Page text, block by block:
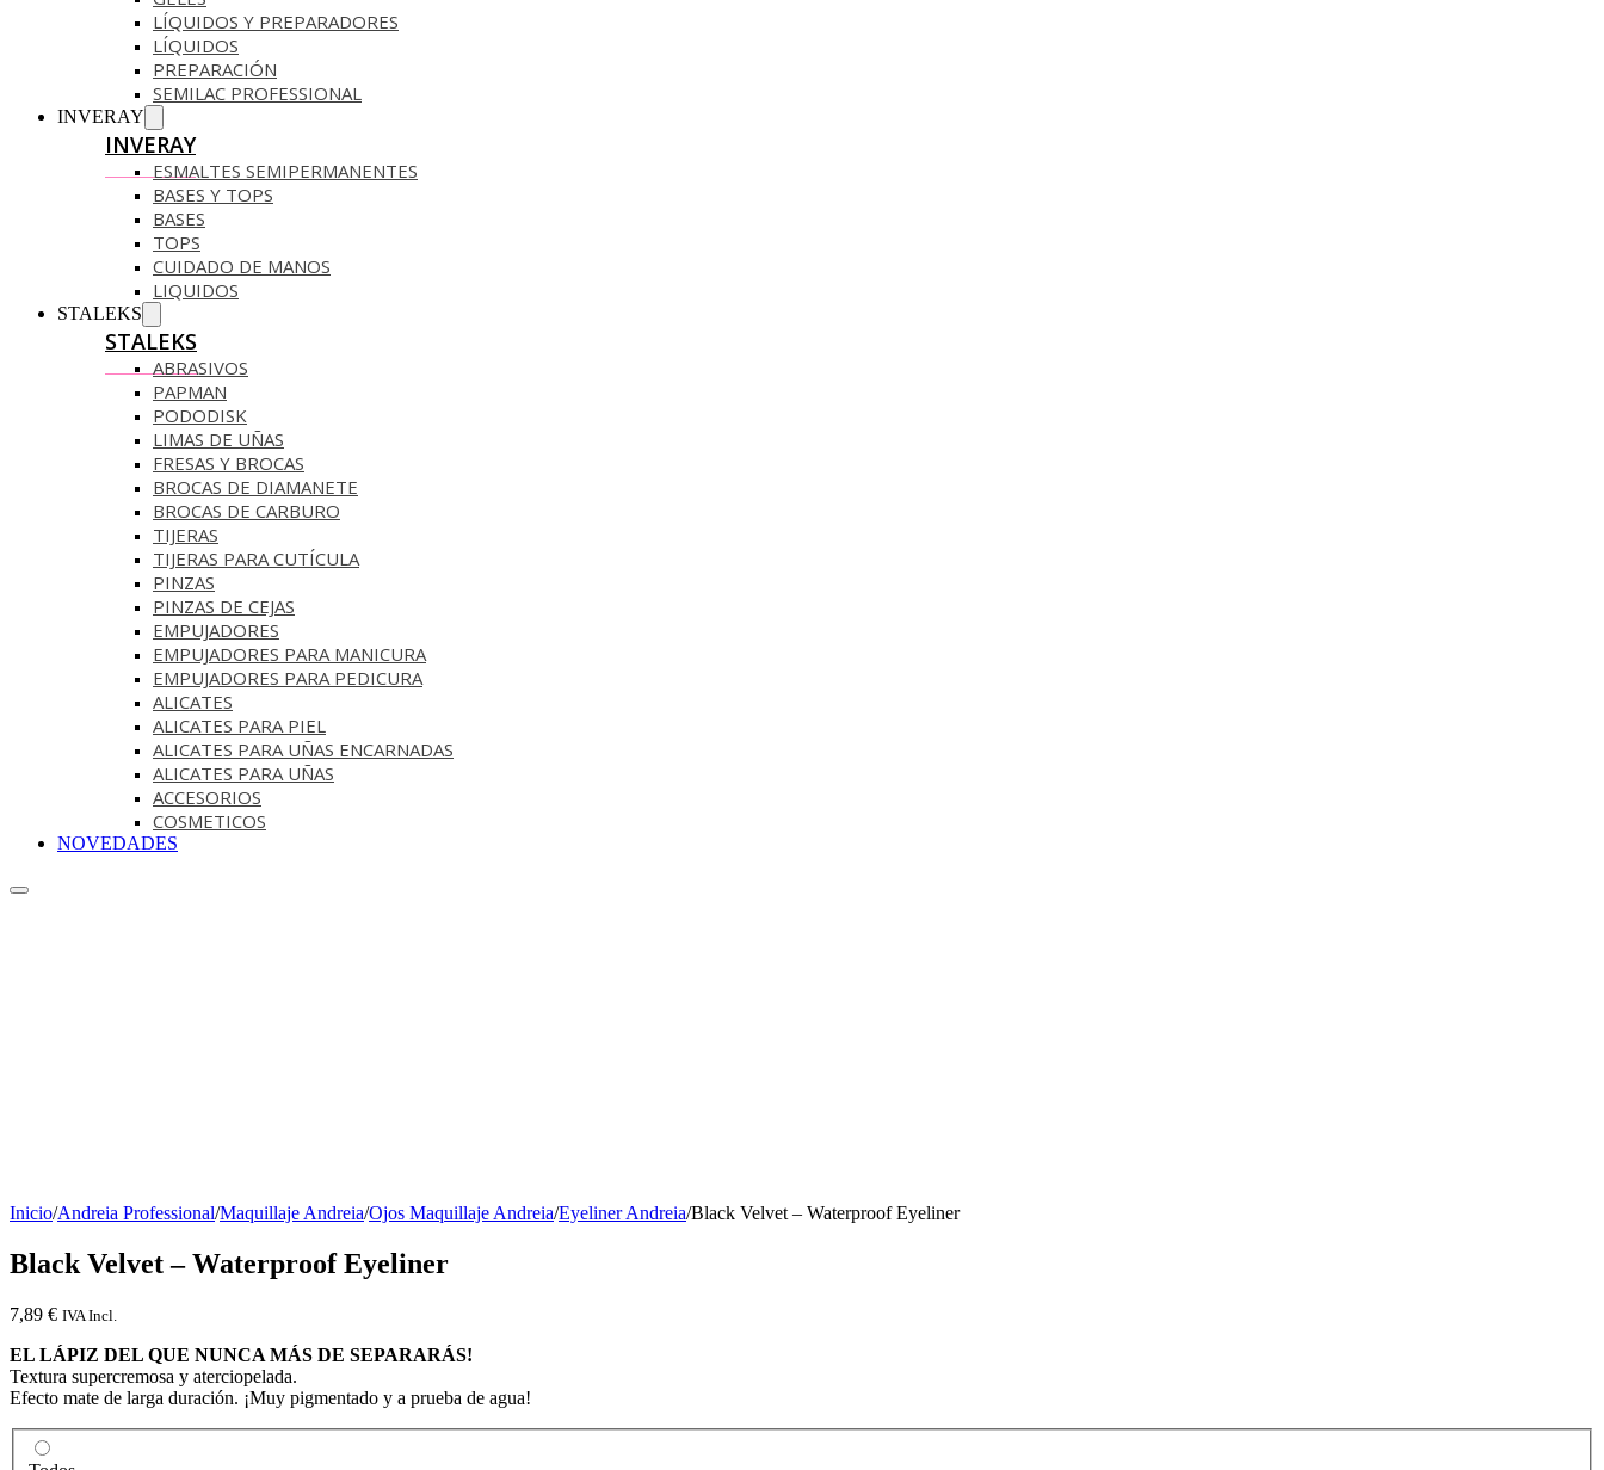
LÍQUIDOS Y PREPARADORES
LÍQUIDOS
PREPARACIÓN
SEMILAC PROFESSIONAL
INVERAY
INVERAY
ESMALTES SEMIPERMANENTES
BASES Y TOPS
BASES
TOPS
CUIDADO DE MANOS
LIQUIDOS
STALEKS
STALEKS
ABRASIVOS
PAPMAN
PODODISK
LIMAS DE UÑAS
FRESAS Y BROCAS
BROCAS DE DIAMANETE
BROCAS DE CARBURO
TIJERAS
TIJERAS PARA CUTÍCULA
PINZAS
PINZAS DE CEJAS
EMPUJADORES
EMPUJADORES PARA MANICURA
EMPUJADORES PARA PEDICURA
ALICATES
ALICATES PARA PIEL
ALICATES PARA UÑAS ENCARNADAS
ALICATES PARA UÑAS
ACCESORIOS
COSMETICOS
NOVEDADES
Inicio/Andreia Professional/Maquillaje Andreia/Ojos Maquillaje Andreia/Eyeliner Andreia/Black Velvet – Waterproof Eyeliner
Black Velvet – Waterproof Eyeliner
7,89 € IVA Incl.
EL LÁPIZ DEL QUE NUNCA MÁS DE SEPARARÁS!
Textura supercremosa y aterciopelada.
Efecto mate de larga duración. ¡Muy pigmentado y a prueba de agua!